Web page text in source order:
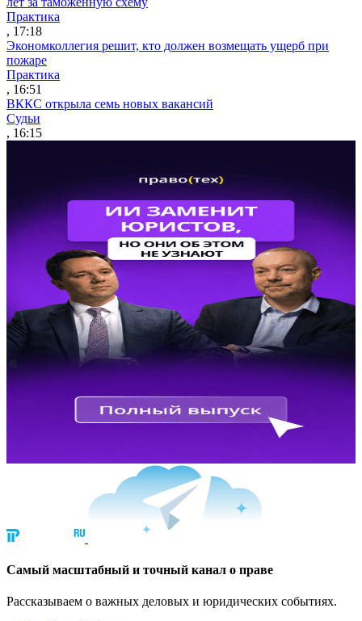
Практика
, 17:18
Экономколлегия решит, кто должен возмещать ущерб при
пожаре
Практика
, 16:51
ВККС открыла семь новых вакансий
Судьи
, 16:15
Cамый масштабный и точный канал о праве
Рассказываем о важных деловых и юридических событиях.